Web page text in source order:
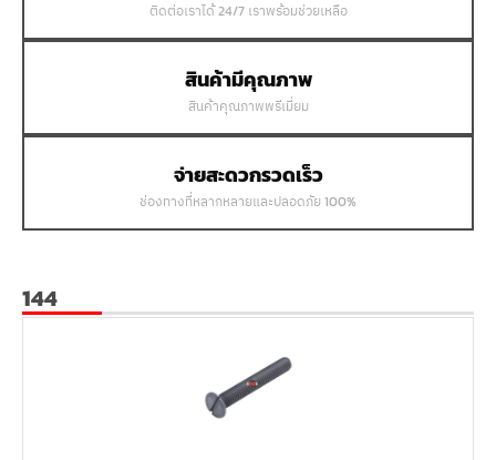
ติดต่อเราได้ 24/7 เราพร้อมช่วยเหลือ
สินค้ามีคุณภาพ
สินค้าคุณภาพพรีเมี่ยม
จ่ายสะดวกรวดเร็ว
ช่องทางที่หลากหลายและปลอดภัย 100%
144